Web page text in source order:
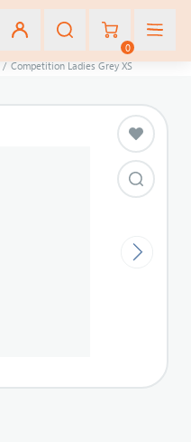
0
/ Competition Ladies Grey XS